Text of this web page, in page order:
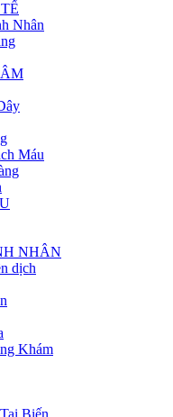
Nhân
Máu
NHÂN
dịch
Khám
Biến